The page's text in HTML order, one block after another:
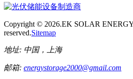
Copyright © 2026.EK SOLAR
reserved.Sitemap
地址: 中国，上海
邮箱: energystorage2000@gmail.com